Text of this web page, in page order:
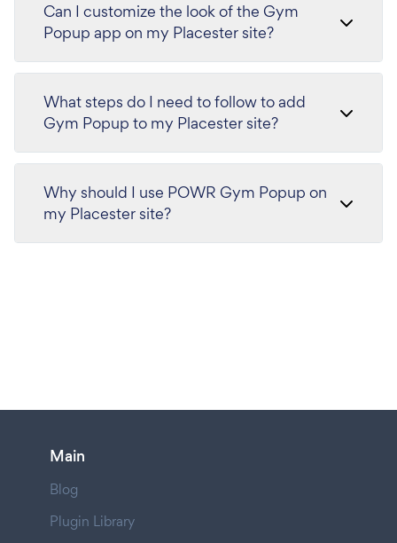
Can I customize the look of the Gym
Popup app on my Placester site?
What steps do I need to follow to add
Gym Popup to my Placester site?
Why should I use POWR Gym Popup on
my Placester site?
Main
Blog
Plugin Library